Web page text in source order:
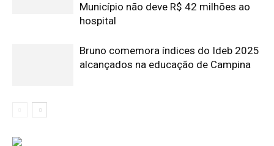
Município não deve R$ 42 milhões ao
hospital
Bruno comemora índices do Ideb 2025
alcançados na educação de Campina